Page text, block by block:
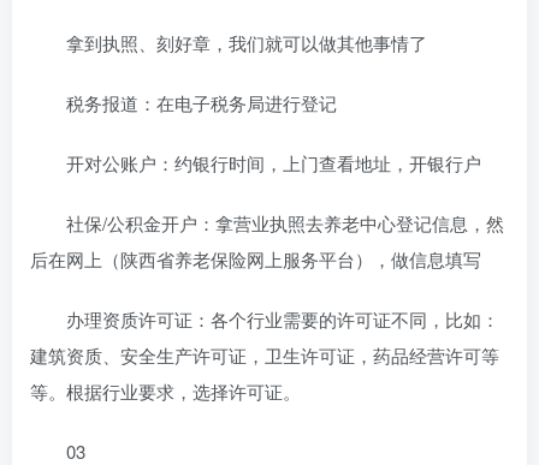
拿到执照、刻好章，我们就可以做其他事情了
税务报道：在电子税务局进行登记
开对公账户：约银行时间，上门查看地址，开银行户
社保/公积金开户：拿营业执照去养老中心登记信息，然
后在网上（陕西省养老保险网上服务平台），做信息填写
办理资质许可证：各个行业需要的许可证不同，比如：
建筑资质、安全生产许可证，卫生许可证，药品经营许可等
等。根据行业要求，选择许可证。
03